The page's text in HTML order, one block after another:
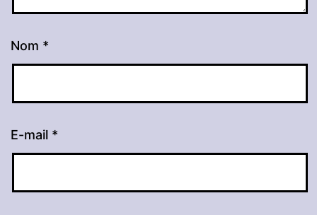
Nom *
E-mail *